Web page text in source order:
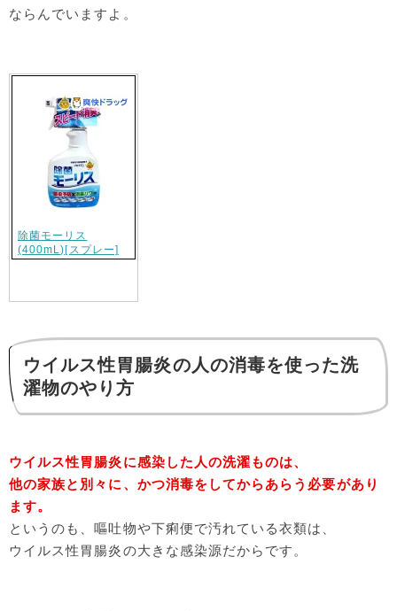
ならんでいますよ。
除菌モーリス
(400mL)[スプレー]
ウイルス性胃腸炎の人の消毒を使った洗
濯物のやり方
ウイルス性胃腸炎に感染した人の洗濯ものは、
他の家族と別々に、かつ消毒をしてからあらう必要があり
ます。
というのも、嘔吐物や下痢便で汚れている衣類は、
ウイルス性胃腸炎の大きな感染源だからです。